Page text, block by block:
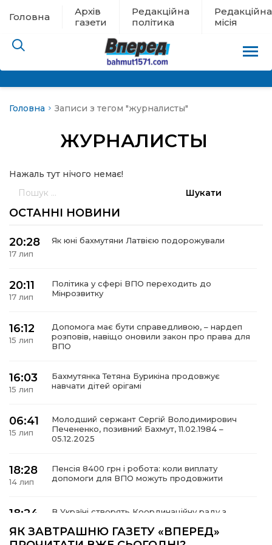
Головна
Архів
газети
Редакційна
політика
Редакційна
місія
евакуації
новини
місія
Головна Записи з тегом "журналисты"
ЖУРНАЛИСТЫ
Нажаль тут нічого немає!
ОСТАННІ НОВИНИ
20:28
17 лип
Як юні бахмутяни Латвією подорожували
20:11
17 лип
Політика у сфері ВПО переходить до
Мінрозвитку
16:12
15 лип
Допомога має бути справедливою, – нардеп
розповів, навіщо оновили закон про права для
ВПО
16:03
15 лип
Бахмутянка Тетяна Бурикіна продовжує
навчати дітей орігамі
06:41
15 лип
Молодший сержант Сергій Володимирович
Печененко, позивний Бахмут, 11.02.1984 –
05.12.2025
18:28
14 лип
Пенсія 8400 грн і робота: коли виплату
допомоги для ВПО можуть продовжити
18:24
В Україні створять Координаційну раду з
кордону
ЯК ЗАВТРАШНЮ ГАЗЕТУ «ВПЕРЕД»